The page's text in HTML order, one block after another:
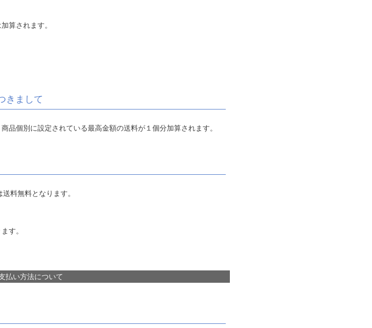
算されます。
きまして
品個別に設定されている最高金額の送料が１個分加算されます。
料無料となります。
す。
払い方法について